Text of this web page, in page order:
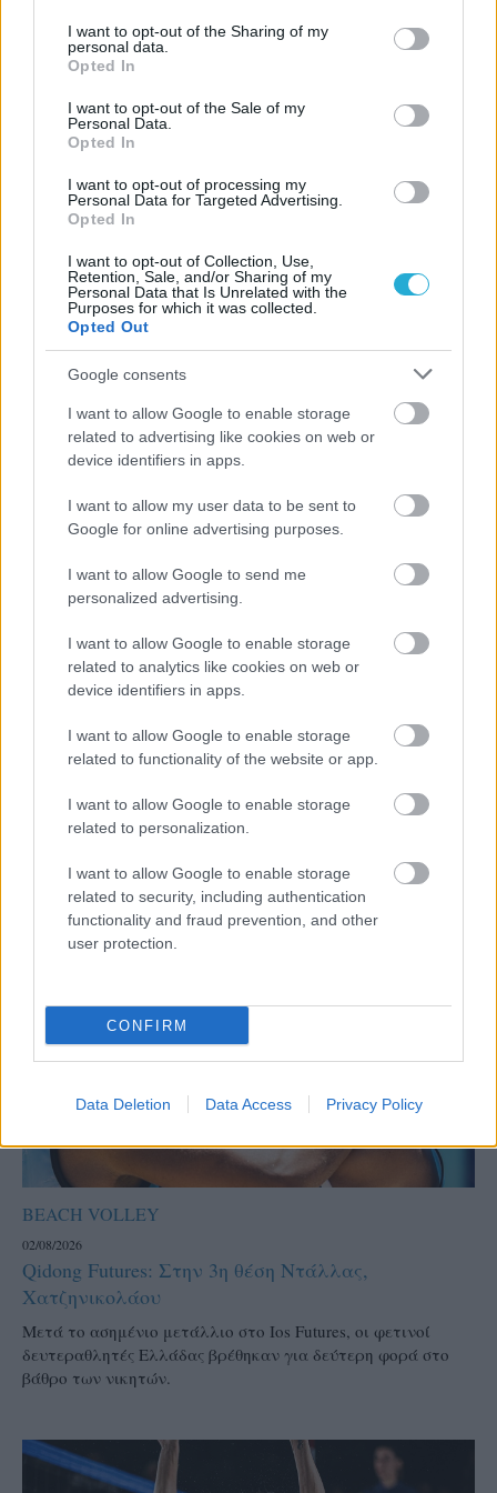
not limited to your visit or usage behaviour. You may click to
grant or deny consent to Google and its third-party tags to
use your data for below specified purposes in below Google
consent section.
I want to opt-out of the Sharing of my
personal data.
Opted In
I want to opt-out of the Sale of my
Personal Data.
Opted In
I want to opt-out of processing my
Personal Data for Targeted Advertising.
Opted In
I want to opt-out of Collection, Use,
Retention, Sale, and/or Sharing of my
Personal Data that Is Unrelated with the
Purposes for which it was collected.
Opted Out
Google consents
I want to allow Google to enable storage
related to advertising like cookies on web or
device identifiers in apps.
I want to allow my user data to be sent to
Google for online advertising purposes.
I want to allow Google to send me
personalized advertising.
I want to allow Google to enable storage
related to analytics like cookies on web or
device identifiers in apps.
I want to allow Google to enable storage
related to functionality of the website or app.
I want to allow Google to enable storage
related to personalization.
I want to allow Google to enable storage
related to security, including authentication
functionality and fraud prevention, and other
user protection.
CONFIRM
Data Deletion Data Access Privacy Policy
Aκολουθήστε μας
παντού…
BEACH VOLLEY
02/08/2026
Qidong Futures: Στην 3η θέση Ντάλλας,
Χατζηνικολάου
Μετά το ασημένιο μετάλλιο στο Ios Futures, οι φετινοί
δευτεραθλητές Ελλάδας βρέθηκαν για δεύτερη φορά στο
βάθρο των νικητών.